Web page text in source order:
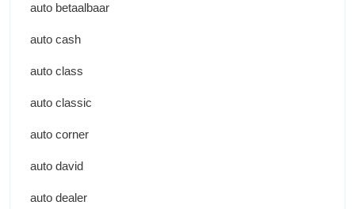
auto betaalbaar
auto cash
auto class
auto classic
auto corner
auto david
auto dealer